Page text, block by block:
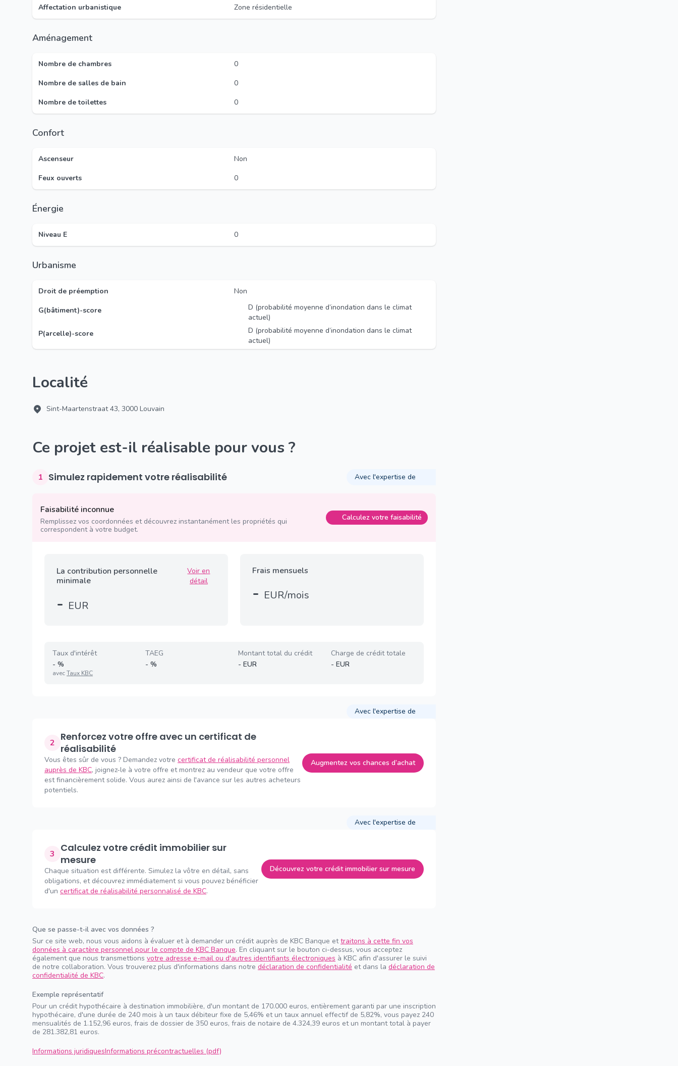
Affectation urbanistique Zone résidentielle
Aménagement
Nombre de chambres
0
Nombre de salles de bain
0
Nombre de toilettes
0
Confort
Ascenseur
Non
Feux ouverts
0
Énergie
Niveau E 0
Urbanisme
Droit de préemption
Non
G(bâtiment)-score
D (probabilité moyenne d’inondation dans le climat
actuel)
P(arcelle)-score
D (probabilité moyenne d’inondation dans le climat
actuel)
Localité
Sint-Maartenstraat 43, 3000 Louvain
Ce projet est-il réalisable pour vous ?
1 Simulez rapidement votre réalisabilité Avec l'expertise de
Faisabilité inconnue
Remplissez vos coordonnées et découvrez instantanément les propriétés qui
correspondent à votre budget.
Calculez votre faisabilité
La contribution personnelle
minimale
Voir en
détail
- EUR
Frais mensuels
- EUR/mois
Taux d'intérêt
- %
avecTaux KBC
TAEG
- %
Montant total du crédit
- EUR
Charge de crédit totale
- EUR
Avec l'expertise de
2 Renforcez votre offre avec un certificat de
réalisabilité
Vous êtes sûr de vous ? Demandez votre certificat de réalisabilité personnel
auprès de KBC, joignez-le à votre offre et montrez au vendeur que votre offre
est financièrement solide. Vous aurez ainsi de l'avance sur les autres acheteurs
potentiels.
Augmentez vos chances d’achat
Avec l'expertise de
3
Calculez votre crédit immobilier sur
mesure
Chaque situation est différente. Simulez la vôtre en détail, sans
obligations, et découvrez immédiatement si vous pouvez bénéficier
d'un certificat de réalisabilité personnalisé de KBC.
Découvrez votre crédit immobilier sur mesure
Que se passe-t-il avec vos données ?
Sur ce site web, nous vous aidons à évaluer et à demander un crédit auprès de KBC Banque ettraitons à cette fin vos
données à caractère personnel pour le compte de KBC Banque. En cliquant sur le bouton ci-dessus, vous acceptez
également que nous transmettions votre adresse e-mail ou d'autres identifiants électroniques à KBC afin d'assurer le suivi
de notre collaboration. Vous trouverez plus d'informations dans notre déclaration de confidentialité et dans la déclaration de
confidentialité de KBC.
Exemple représentatif
Pour un crédit hypothécaire à destination immobilière, d'un montant de 170.000 euros, entièrement garanti par une inscription
hypothécaire, d'une durée de 240 mois à un taux débiteur fixe de 5,46% et un taux annuel effectif de 5,82%, vous payez 240
mensualités de 1.152,96 euros, frais de dossier de 350 euros, frais de notaire de 4.324,39 euros et un montant total à payer
de 281.382,81 euros.
Informations juridiquesInformations précontractuelles (pdf)